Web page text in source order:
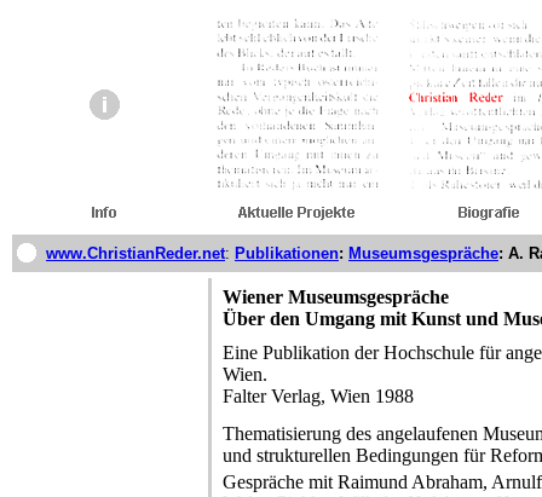
www.ChristianReder.net: Publikationen: Museumsgespräche: A.
Wiener Museumsgespräche
Über den Umgang mit Kunst und
Eine Publikation der Hochschule für
Wien.
Falter Verlag, Wien 1988
Thematisierung des angelaufenen
und strukturellen Bedingungen für
Gespräche mit Raimund Abraham,